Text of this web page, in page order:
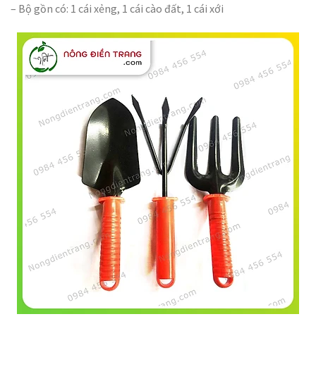
– Bộ gồn có: 1 cái xẻng, 1 cái cào đất, 1 cái xới